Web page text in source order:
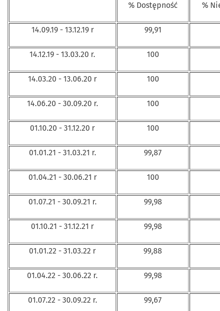
% Dostępność %
14.09.19 - 13.12.19 r 99,91
14.12.19 - 13.03.20 r. 100
14.03.20 - 13.06.20 r 100
14.06.20 - 30.09.20 r. 100
01.10.20 - 31.12.20 r 100
01.01.21 - 31.03.21 r. 99,87
01.04.21 - 30.06.21 r 100
01.07.21 - 30.09.21 r. 99,98
01.10.21 - 31.12.21 r 99,98
01.01.22 - 31.03.22 r 99,88
01.04.22 - 30.06.22 r. 99,98
01.07.22 - 30.09.22 r. 99,67